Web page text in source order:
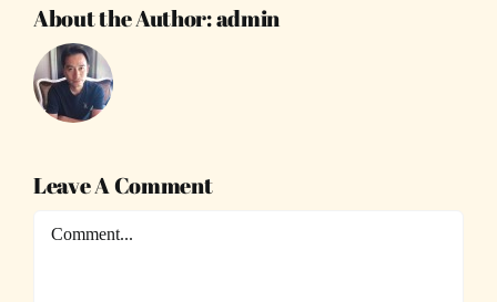
About the Author:admin
Leave A Comment
Comment